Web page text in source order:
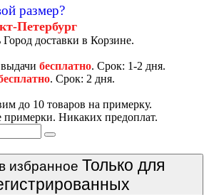
размер?
Петербург
доставки в Корзине.
бесплатно. Срок: 1-2 дня.
. Срок: 2 дня.
до 10 товаров на примерку.
примерки. Никаких предоплат.
избранное Только для